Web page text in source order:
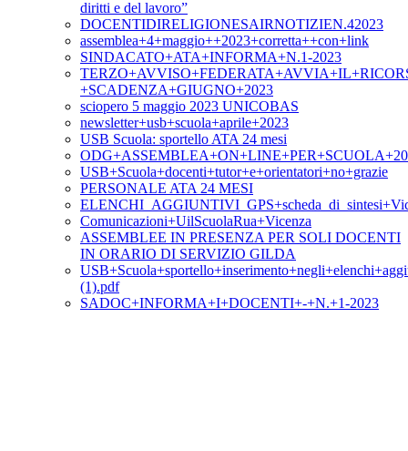
diritti e del lavoro”
DOCENTIDIRELIGIONESAIRNOTIZIEN.42023
assemblea+4+maggio++2023+corretta++con+link
SINDACATO+ATA+INFORMA+N.1-2023
+SCADENZA+GIUGNO+2023
sciopero 5 maggio 2023 UNICOBAS
newsletter+usb+scuola+aprile+2023
USB Scuola: sportello ATA 24 mesi
USB+Scuola+docenti+tutor+e+orientatori+no+grazie
PERSONALE ATA 24 MESI
Comunicazioni+UilScuolaRua+Vicenza
ASSEMBLEE IN PRESENZA PER SOLI DOCENTI
IN ORARIO DI SERVIZIO GILDA
(1).pdf
SADOC+INFORMA+I+DOCENTI+-+N.+1-2023